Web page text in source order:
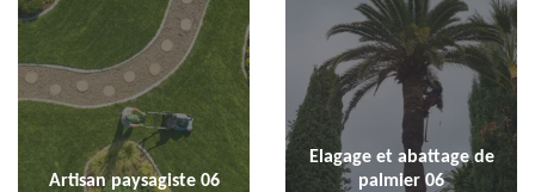
Artisan paysagiste 06
Elagage et abattage de
palmier 06